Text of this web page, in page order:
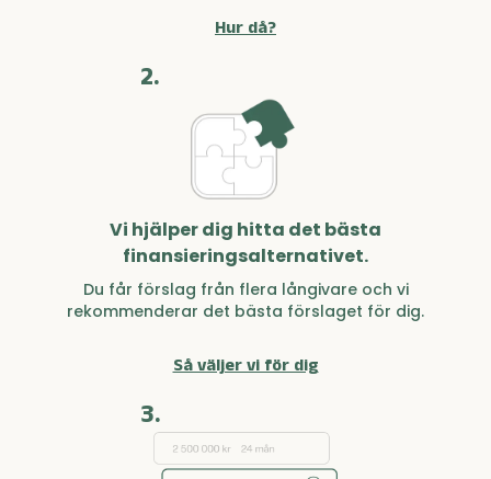
Hur då?
2.
Vi hjälper dig hitta det bästa
finansieringsalternativet.
Du får förslag från flera långivare och vi
rekommenderar det bästa förslaget för dig.
Så väljer vi för dig
3.